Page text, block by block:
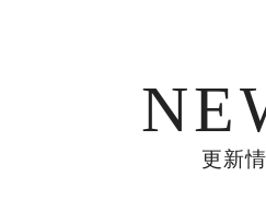
更新